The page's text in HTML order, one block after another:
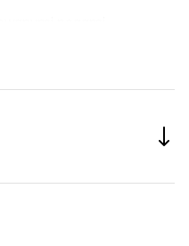
nogami
ciężaru, co sprawia, że